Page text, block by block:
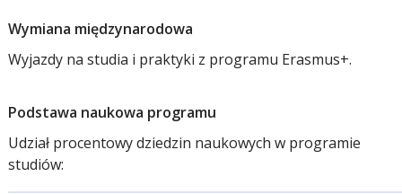
Wymiana międzynarodowa
Wyjazdy na studia i praktyki z programu Erasmus+.
Podstawa naukowa programu
Udział procentowy dziedzin naukowych w programie
studiów: